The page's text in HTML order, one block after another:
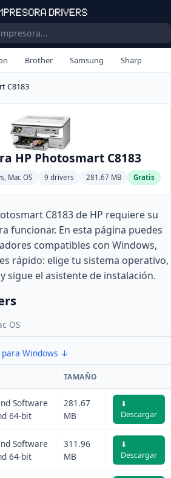
Brother Samsung Sharp
C8183
HP Photosmart C8183
Mac OS 9 drivers 281.67 MB Gratis
C8183 de HP requiere su
funcionar. En esta página puedes
compatibles con Windows,
rápido: elige tu sistema operativo,
sigue el asistente de instalación.
OS
Windows ↓
TAMAÑO
Software
64-bit
281.67
MB
⬇
Descargar
Software
64-bit
311.96
MB
⬇
Descargar